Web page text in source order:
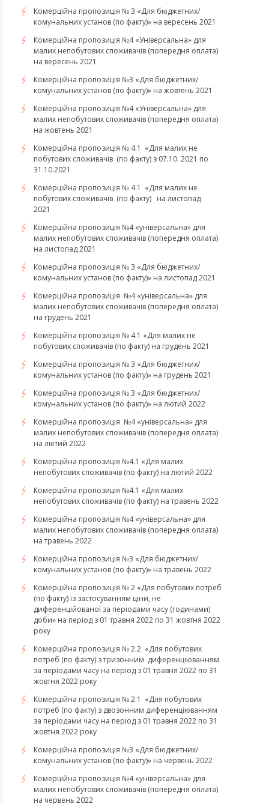
Комерційна пропозиція № 3 «Для бюджетних/
комунальних установ (по факту)» на вересень 2021
Комерційна пропозиція №4 «Універсальна» для
малих непобутових споживачів (попередня оплата)
на вересень 2021
Комерційна пропозиція №3 «Для бюджетних/
комунальних установ (по факту)» на жовтень 2021
Комерційна пропозиція №4 «Універсальна» для
малих непобутових споживачів (попередня оплата)
на жовтень 2021
Комерційна пропозиція № 4.1 «Для малих не
побутових споживачів (по факту) з 07.10. 2021 по
31.10.2021
​​​​​​​Комерційна пропозиція № 4.1 «Для малих не
побутових споживачів (по факту) на листопад
2021
Комерційна пропозиція №4 «універсальна» для
малих непобутових споживачів (попередня оплата)
на листопад 2021
Комерційна пропозиція № 3 «Для бюджетних/
комунальних установ (по факту)» на листопад 2021
Комерційна пропозиція №4 «універсальна» для
малих непобутових споживачів (попередня оплата)
на грудень 2021
Комерційна пропозиція № 4.1 «Для малих не
побутових споживачів (по факту) на грудень 2021
Комерційна пропозиція № 3 «Для бюджетних/
комунальних установ (по факту)» на грудень 2021
​​​​​​Комерційна пропозиція № 3 «Для бюджетних/
комунальних установ (по факту)» на лютий 2022
Комерційна пропозиція №4 «універсальна» для
малих непобутових споживачів (попередня оплата)
на лютий 2022
​​​​​​​Комерційна пропозиція №4.1 «Для малих
непобутових споживачів (по факту) на лютий 2022
Комерційна пропозиція №4.1 «Для малих
непобутових споживачів (по факту) на травень 2022
Комерційна пропозиція №4 «універсальна» для
малих непобутових споживачів (попередня оплата)
на травень 2022
Комерційна пропозиція №3 «Для бюджетних/
комунальних установ (по факту)» на травень 2022
Комерційна пропозиція № 2 «Для побутових потреб
(по факту) із застосуванням ціни, не
диференційованої за періодами часу (годинами)
доби» на період з 01 травня 2022 по 31 жовтня 2022
року
Комерційна пропозиція № 2.2 «Для побутових
потреб (по факту) з тризонним диференціюванням
за періодами часу на період з 01 травня 2022 по 31
жовтня 2022 року
Комерційна пропозиція № 2.1 «Для побутових
потреб (по факту) з двозонним диференціюванням
за періодами часу на період з 01 травня 2022 по 31
жовтня 2022 року
Комерційна пропозиція №3 «Для бюджетних/
комунальних установ (по факту)» на червень 2022
Комерційна пропозиція №4 «універсальна» для
малих непобутових споживачів (попередня оплата)
на червень 2022